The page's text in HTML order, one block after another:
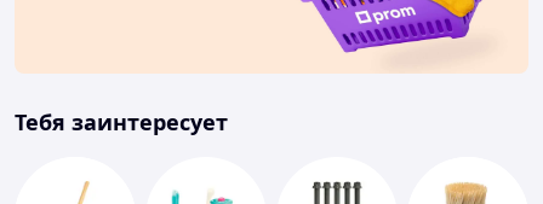
Тебя заинтересует